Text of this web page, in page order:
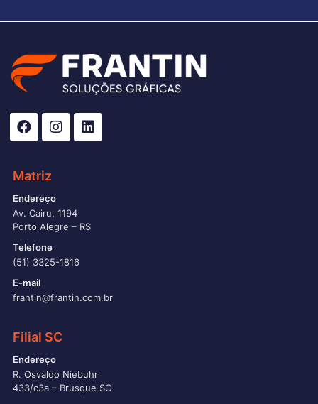
Matriz
Endereço
Av. Cairu, 1194
Porto Alegre – RS
Telefone
(51) 3325-1816
E-mail
frantin@frantin.com.br
Filial SC
Endereço
R. Osvaldo Niebuhr
433/c3a – Brusque SC